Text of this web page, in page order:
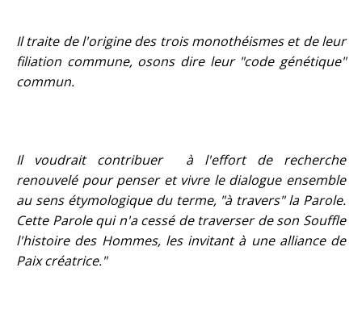
Il traite de l'origine des trois monothéismes et de leur
filiation commune, osons dire leur "code génétique"
commun.
Il voudrait contribuer à l'effort de recherche
renouvelé pour penser et vivre le dialogue ensemble
au sens étymologique du terme, "à travers" la Parole.
Cette Parole qui n'a cessé de traverser de son Souffle
l'histoire des Hommes, les invitant à une alliance de
Paix créatrice."